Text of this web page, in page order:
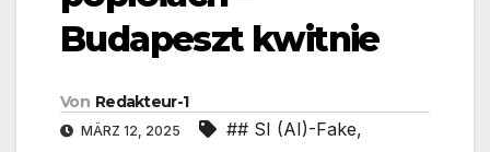
Budapeszt kwitnie
Von Redakteur-1
MÄRZ 12, 2025 ## SI (AI)-Fake,